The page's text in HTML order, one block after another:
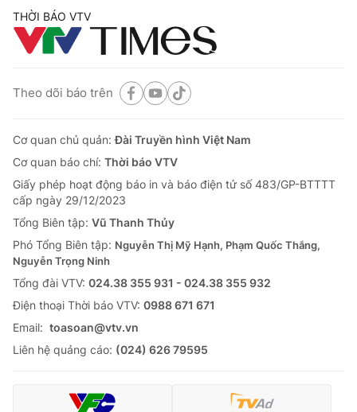
THỜI BÁO VTV
Theo dõi báo trên
Cơ quan chủ quản:Đài Truyền hình Việt Nam
Cơ quan báo chí: Thời báo VTV
Giấy phép hoạt động báo in và báo điện tử số 483/GP-BTTTT
cấp ngày 29/12/2023
Tổng Biên tập: Vũ Thanh Thủy
Phó Tổng Biên tập: Nguyễn Thị Mỹ Hạnh, Phạm Quốc Thắng,
Nguyễn Trọng Ninh
Tổng đài VTV: 024.38 355 931 - 024.38 355 932
Ðiện thoại Thời báo VTV: 0988 671 671
Email: toasoan@vtv.vn
Liên hệ quảng cáo: (024) 626 79595